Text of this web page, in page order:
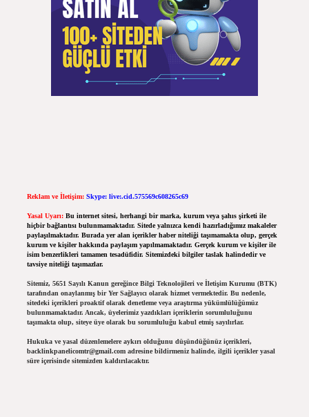
Reklam ve İletişim: Skype: live:.cid.575569c608265c69
Yasal Uyarı: Bu internet sitesi, herhangi bir marka, kurum veya şahıs şirketi ile
hiçbir bağlantısı bulunmamaktadır. Sitede yalnızca kendi hazırladığımız makaleler
paylaşılmaktadır. Burada yer alan içerikler haber niteliği taşımamakta olup, gerçek
kurum ve kişiler hakkında paylaşım yapılmamaktadır. Gerçek kurum ve kişiler ile
isim benzerlikleri tamamen tesadüfidir. Sitemizdeki bilgiler taslak halindedir ve
tavsiye niteliği taşımazlar.
Sitemiz, 5651 Sayılı Kanun gereğince Bilgi Teknolojileri ve İletişim Kurumu (BTK)
tarafından onaylanmış bir Yer Sağlayıcı olarak hizmet vermektedir. Bu nedenle,
sitedeki içerikleri proaktif olarak denetleme veya araştırma yükümlülüğümüz
bulunmamaktadır. Ancak, üyelerimiz yazdıkları içeriklerin sorumluluğunu
taşımakta olup, siteye üye olarak bu sorumluluğu kabul etmiş sayılırlar.
Hukuka ve yasal düzenlemelere aykırı olduğunu düşündüğünüz içerikleri,
backlinkpanelicomtr@gmail.comadresine bildirmeniz halinde, ilgili içerikler yasal
süre içerisinde sitemizden kaldırılacaktır.